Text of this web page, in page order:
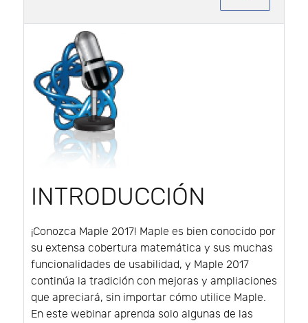
INTRODUCCIÓN
¡Conozca Maple 2017! Maple es bien conocido por
su extensa cobertura matemática y sus muchas
funcionalidades de usabilidad, y Maple 2017
continúa la tradición con mejoras y ampliaciones
que apreciará, sin importar cómo utilice Maple.
En este webinar aprenda solo algunas de las